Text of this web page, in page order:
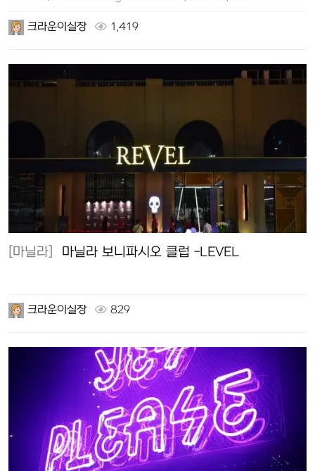
크라운이실장 1,419
[마닐라] 마닐라 보니파시오 클럽 -LEVEL
크라운이실장 829